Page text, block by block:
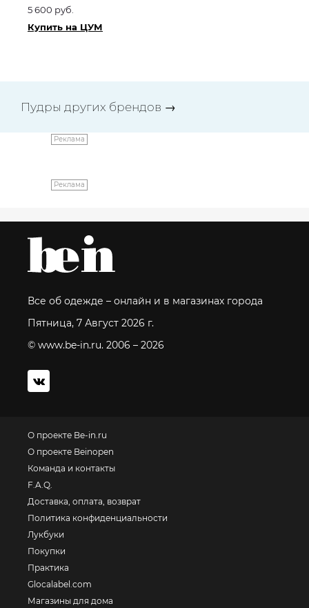
5 600 руб.
Купить на ЦУМ
Пудры других брендов →
Реклама
Реклама
Все об одежде – онлайн и в магазинах города
Пятница, 7 Август 2026 г.
© www.be-in.ru. 2006 – 2026
О проекте Be-in.ru
О проекте Beinopen
Команда и контакты
F.A.Q.
Доставка, оплата, возврат
Политика конфиденциальности
Лукбуки
Покупки
Практика
Glocalabel.com
Магазины для дома